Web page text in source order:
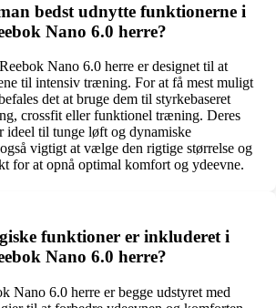
bedst udnytte funktionerne i
Nano 6.0 herre?
Nano 6.0 herre er designet til at
til intensiv træning. For at få mest muligt
det at bruge dem til styrkebaseret
crossfit eller funktionel træning. Deres
ideel til tunge løft og dynamiske
vigtigt at vælge den rigtige størrelse og
for at opnå optimal komfort og ydeevne.
funktioner er inkluderet i
Nano 6.0 herre?
Nano 6.0 herre er begge udstyret med